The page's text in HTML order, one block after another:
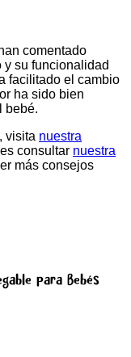
han comentado
y su funcionalidad
facilitado el cambio
ha sido bien
bebé.
visita nuestra
consultar nuestra
más consejos
para Bebés